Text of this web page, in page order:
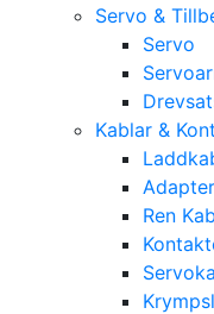
Servo &
Servo
Kablar &
Ren